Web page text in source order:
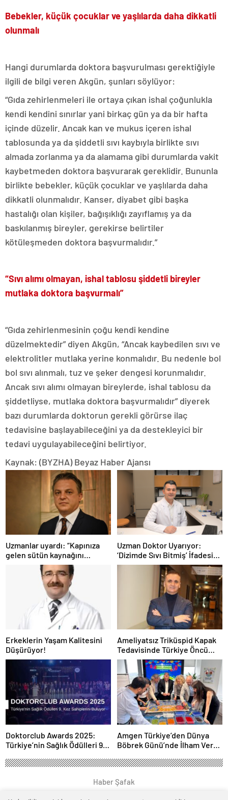
Bebekler, küçük çocuklar ve yaşlılarda daha dikkatli
olunmalı
Hangi durumlarda doktora başvurulması gerektiğiyle
ilgili de bilgi veren Akgün, şunları söylüyor:
“Gıda zehirlenmeleri ile ortaya çıkan ishal çoğunlukla
kendi kendini sınırlar yani birkaç gün ya da bir hafta
içinde düzelir. Ancak kan ve mukus içeren ishal
tablosunda ya da şiddetli sıvı kaybıyla birlikte sıvı
almada zorlanma ya da alamama gibi durumlarda vakit
kaybetmeden doktora başvurarak gereklidir. Bununla
birlikte bebekler, küçük çocuklar ve yaşlılarda daha
dikkatli olunmalıdır. Kanser, diyabet gibi başka
hastalığı olan kişiler, bağışıklığı zayıflamış ya da
baskılanmış bireyler, gerekirse belirtiler
kötüleşmeden doktora başvurmalıdır.”
“Sıvı alımı olmayan, ishal tablosu şiddetli bireyler
mutlaka doktora başvurmalı”
“Gıda zehirlenmesinin çoğu kendi kendine
düzelmektedir” diyen Akgün, “Ancak kaybedilen sıvı ve
elektrolitler mutlaka yerine konmalıdır. Bu nedenle bol
bol sıvı alınmalı, tuz ve şeker dengesi korunmalıdır.
Ancak sıvı alımı olmayan bireylerde, ishal tablosu da
şiddetliyse, mutlaka doktora başvurmalıdır” diyerek
bazı durumlarda doktorun gerekli görürse ilaç
tedavisine başlayabileceğini ya da destekleyici bir
tedavi uygulayabileceğini belirtiyor.
Kaynak: (BYZHA) Beyaz Haber Ajansı
Uzmanlar uyardı: “Kapınıza
gelen sütün kaynağını
sorgulayın”
Uzman Doktor Uyarıyor:
‘Dizimde Sıvı Bitmiş’ İfadesi
Doğru Değil…
Erkeklerin Yaşam Kalitesini
Düşürüyor!
Ameliyatsız Triküspid Kapak
Tedavisinde Türkiye Öncü
Konumda
Doktorclub Awards 2025:
Türkiye’nin Sağlık Ödülleri 9.
Amgen Türkiye’den Dünya
Böbrek Günü’nde İlham Veren
Bütündür”
Haber Şafak